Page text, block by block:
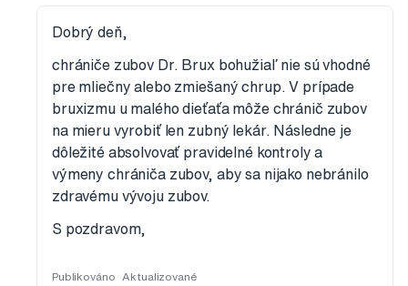
Dobrý deň,
chrániče zubov Dr. Brux bohužiaľ nie sú vhodné
pre mliečny alebo zmiešaný chrup. V prípade
bruxizmu u malého dieťaťa môže chránič zubov
na mieru vyrobiť len zubný lekár. Následne je
dôležité absolvovať pravidelné kontroly a
výmeny chrániča zubov, aby sa nijako nebránilo
zdravému vývoju zubov.
S pozdravom,
Publikováno Aktualizované